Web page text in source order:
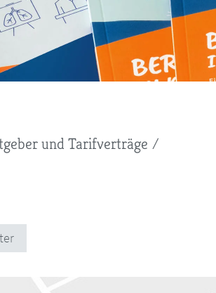
und Tarifverträge